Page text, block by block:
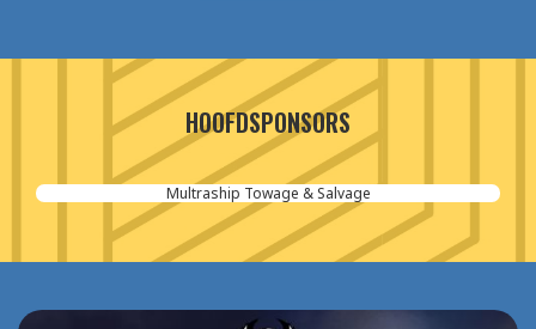
HOOFDSPONSORS
Aannemersbedrijf van der Poel